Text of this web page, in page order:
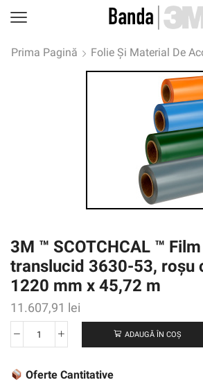
Prima Pagină Folie Și Material De
3M ™ SCOTCHCAL ™
translucid 3630-53, roșu
1220 mm x 45,72 m
11.607,91 lei
Cantitate
™
ADAUGĂ ÎN COȘ
Oferte Cantitative